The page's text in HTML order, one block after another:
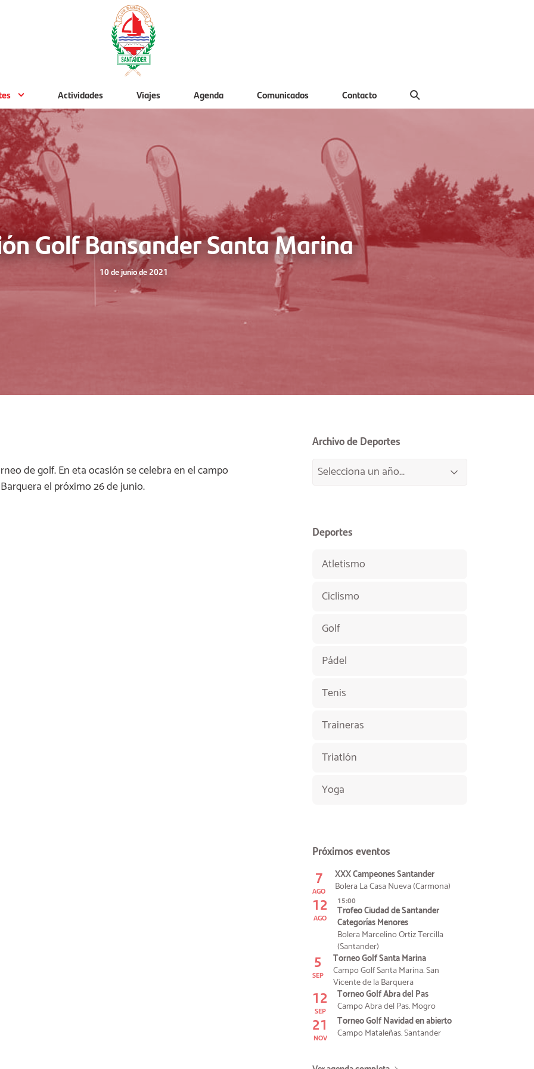
Actividades Viajes Agenda Comunicados Contacto
Golf Bansander Santa Marina
10 de junio de 2021
de golf. En eta ocasión se celebra en el campo
el próximo 26 de junio.
Archivo de Deportes
Deportes
Atletismo
Ciclismo
Golf
Pádel
Tenis
Traineras
Triatlón
Yoga
Próximos eventos
7
AGO
XXX Campeones Santander
Bolera La Casa Nueva (Carmona)
12
AGO
15:00
Trofeo Ciudad de Santander
Categorías Menores
Bolera Marcelino Ortiz Tercilla
(Santander)
5
SEP
Torneo Golf Santa Marina
Campo Golf Santa Marina. San
Vicente de la Barquera
12
SEP
Torneo Golf Abra del Pas
Campo Abra del Pas. Mogro
21
NOV
Torneo Golf Navidad en abierto
Campo Mataleñas. Santander